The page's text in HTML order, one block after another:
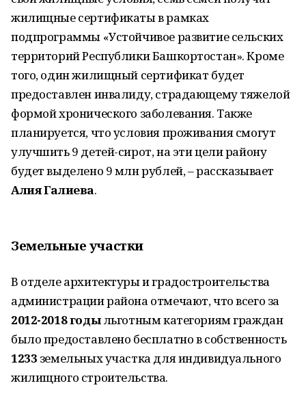
жилищные сертификаты в рамках
подпрограммы «Устойчивое развитие сельских
территорий Республики Башкортостан». Кроме
того, один жилищный сертификат будет
предоставлен инвалиду, страдающему тяжелой
формой хронического заболевания. Также
планируется, что условия проживания смогут
улучшить 9 детей-сирот, на эти цели району
будет выделено 9 млн рублей, – рассказывает
Алия Галиева.
Земельные участки
В отделе архитектуры и градостроительства
администрации района отмечают, что всего за
2012-2018 годыльготным категориям граждан
было предоставлено бесплатно в собственность
1233 земельных участка для индивидуального
жилищного строительства.